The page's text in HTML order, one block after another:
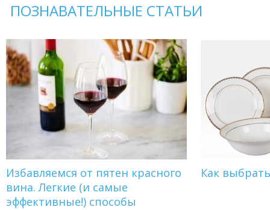
ПОЗНАВАТЕЛЬНЫЕ СТАТЬИ
Избавляемся от пятен красного
вина. Легкие (и самые
эффективные!) способы
Как